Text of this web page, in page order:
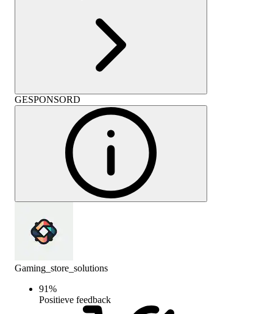
GESPONSORD
Gaming_store_solutions
91%
Positieve feedback